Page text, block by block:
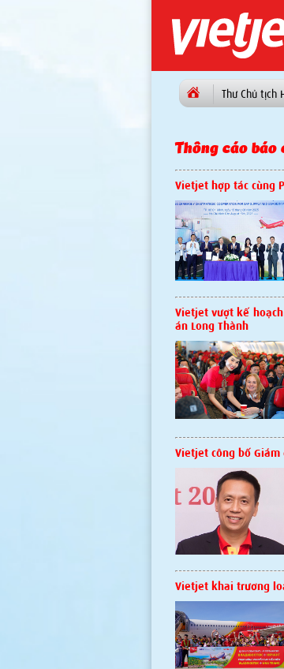
Thư Chủ tịch
Thông cáo báo
Vietjet hợp tác cùng
Vietjet vượt kế
án Long Thành
Vietjet công bố
Vietjet khai trương